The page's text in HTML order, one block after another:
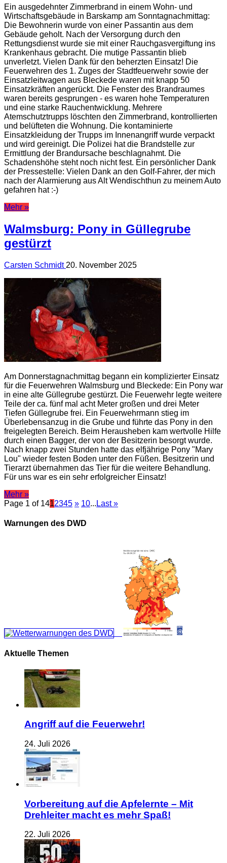
Ein ausgedehnter Zimmerbrand in einem Wohn- und
Wirtschaftsgebäude in Barskamp am Sonntagnachmittag:
Die Bewohnerin wurde von einer Passantin aus dem
Gebäude geholt. Nach der Versorgung durch den
Rettungsdienst wurde sie mit einer Rauchgasvergiftung ins
Krankenhaus gebracht. Die mutige Passantin blieb
unverletzt. Vielen Dank für den beherzten Einsatz! Die
Feuerwehren des 1. Zuges der Stadtfeuerwehr sowie der
Einsatzleitwagen aus Bleckede waren mit knapp 50
Einsatzkräften angerückt. Die Fenster des Brandraumes
waren bereits gesprungen - es waren hohe Temperaturen
und eine starke Rauchentwicklung. Mehrere
Atemschutztrupps löschten den Zimmerbrand, kontrollierten
und belüfteten die Wohnung. Die kontaminierte
Einsatzkleidung der Trupps im Innenangriff wurde verpackt
und wird gereinigt. Die Polizei hat die Brandstelle zur
Ermittlung der Brandursache beschlagnahmt. Die
Schadenshöhe steht noch nicht fest. Ein persönlicher Dank
der Pressestelle: Vielen Dank an den Golf-Fahrer, der mich
nach der Alarmierung aus Alt Wendischthun zu meinem Auto
gefahren hat :-)
Mehr »
Walmsburg: Pony in Güllegrube
gestürzt
Carsten Schmidt 20. November 2025
Am Donnerstagnachmittag begann ein komplizierter Einsatz
für die Feuerwehren Walmsburg und Bleckede: Ein Pony war
in eine alte Güllegrube gestürzt. Die Feuerwehr legte weitere
Teile der ca. fünf mal acht Meter großen und drei Meter
Tiefen Güllegrube frei. Ein Feuerwehrmann stieg im
Überlebensanzug in die Grube und führte das Pony in den
freigelegten Bereich. Beim Herausheben kam wertvolle Hilfe
durch einen Bagger, der von der Besitzerin besorgt wurde.
Nach knapp zwei Stunden hatte das elfjährige Pony "Mary
Lou" wieder festen Boden unter den Füßen. Besitzerin und
Tierarzt übernahmen das Tier für die weitere Behandlung.
Für uns war es ein sehr erfolgreicher Einsatz!
Mehr »
Page 1 of 1412345 » 10... Last »
Warnungen des DWD
Aktuelle Themen
Angriff auf die Feuerwehr!
24. Juli 2026
Vorbereitung auf die Apfelernte – Mit
Drehleiter macht es mehr Spaß!
22. Juli 2026